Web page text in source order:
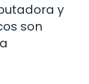
y
son